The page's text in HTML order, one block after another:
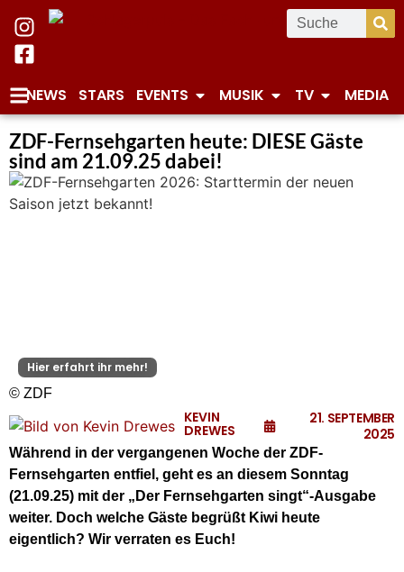
NEWS STARS EVENTS MUSIK TV MEDIA
ZDF-Fernsehgarten heute: DIESE Gäste
sind am 21.09.25 dabei!
Hier erfahrt ihr mehr!
© ZDF
KEVIN
DREWES
21. SEPTEMBER
2025
Während in der vergangenen Woche der ZDF-
Fernsehgarten entfiel, geht es an diesem Sonntag
(21.09.25) mit der „Der Fernsehgarten singt“-Ausgabe
weiter. Doch welche Gäste begrüßt Kiwi heute
eigentlich? Wir verraten es Euch!